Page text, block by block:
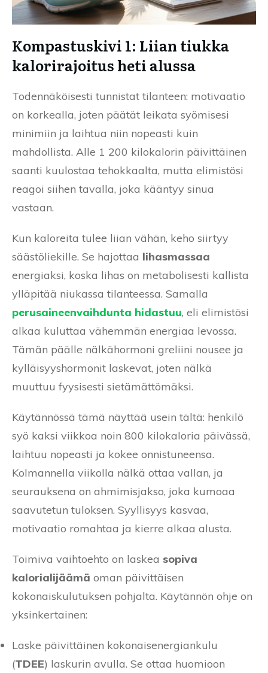
Kompastuskivi 1: Liian tiukka
kalorirajoitus heti alussa
Todennäköisesti tunnistat tilanteen: motivaatio
on korkealla, joten päätät leikata syömisesi
minimiin ja laihtua niin nopeasti kuin
mahdollista. Alle 1 200 kilokalorin päivittäinen
saanti kuulostaa tehokkaalta, mutta elimistösi
reagoi siihen tavalla, joka kääntyy sinua
vastaan.
Kun kaloreita tulee liian vähän, keho siirtyy
säästöliekille. Se hajottaa lihasmassaa
energiaksi, koska lihas on metabolisesti kallista
ylläpitää niukassa tilanteessa. Samalla
perusaineenvaihdunta hidastuu, eli elimistösi
alkaa kuluttaa vähemmän energiaa levossa.
Tämän päälle nälkähormoni greliini nousee ja
kylläisyyshormonit laskevat, joten nälkä
muuttuu fyysisesti sietämättömäksi.
Käytännössä tämä näyttää usein tältä: henkilö
syö kaksi viikkoa noin 800 kilokaloria päivässä,
laihtuu nopeasti ja kokee onnistuneensa.
Kolmannella viikolla nälkä ottaa vallan, ja
seurauksena on ahmimisjakso, joka kumoaa
saavutetun tuloksen. Syyllisyys kasvaa,
motivaatio romahtaa ja kierre alkaa alusta.
Toimiva vaihtoehto on laskea sopiva
kalorialijäämä oman päivittäisen
kokonaiskulutuksen pohjalta. Käytännön ohje on
yksinkertainen:
Laske päivittäinen kokonaisenergiankulu
(TDEE) laskurin avulla. Se ottaa huomioon